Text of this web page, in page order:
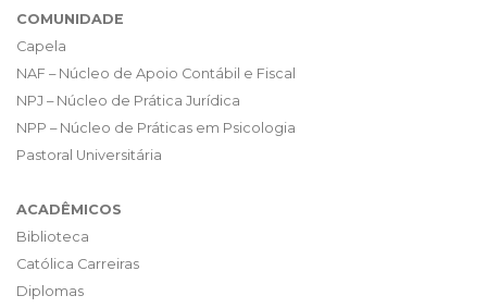
COMUNIDADE
Capela
NAF – Núcleo de Apoio Contábil e Fiscal
NPJ – Núcleo de Prática Jurídica
NPP – Núcleo de Práticas em Psicologia
Pastoral Universitária
ACADÊMICOS
Biblioteca
Católica Carreiras
Diplomas